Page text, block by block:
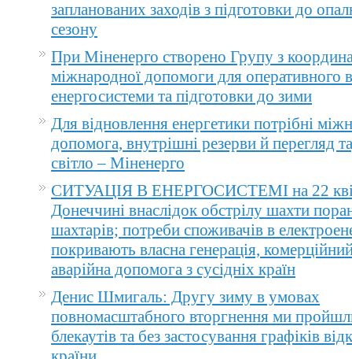
запланованих заходів з підготовки до
сезону
При Міненерго створено Групу з
міжнародної допомоги для оперативного
енергосистеми та підготовки до зими
Для відновлення енергетики потрібні
допомога, внутрішні резерви й перегляд
світло – Міненерго
СИТУАЦІЯ В ЕНЕРГОСИСТЕМІ на 22
Донеччині внаслідок обстрілу шахти
шахтарів; потреби споживачів в
покривають власна генерація,
аварійна допомога з сусідніх країн
Денис Шмигаль: Другу зиму в умовах
повномасштабного вторгнення ми
блекаутів та без застосування графіків